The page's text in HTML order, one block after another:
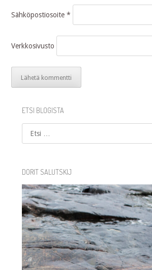
Sähköpostiosoite*
Verkkosivusto
ETSI BLOGISTA
Etsi
DORIT SALUTSKIJ